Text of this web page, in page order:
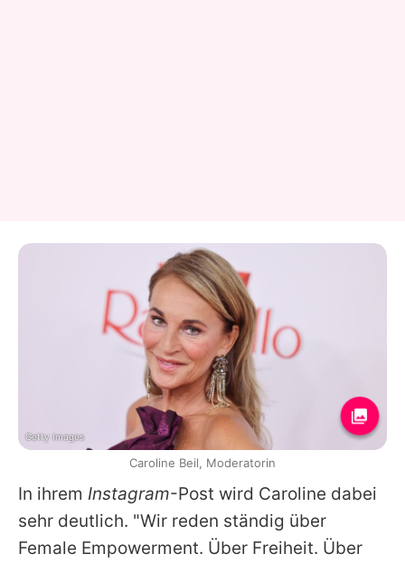
In ihrem Instagram-Post wird Caroline dabei
sehr deutlich. "Wir reden ständig über
Female Empowerment. Über Freiheit. Über
Getty Images
Caroline Beil, Moderatorin